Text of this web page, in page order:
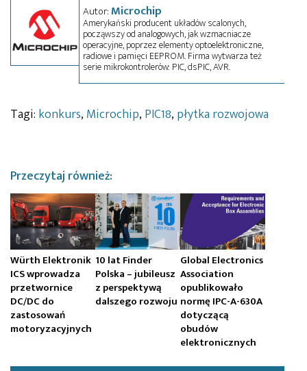
Autor:Microchip
Amerykański producent układów scalonych,
począwszy od analogowych, jak wzmacniacze
operacyjne, poprzez elementy optoelektroniczne,
radiowe i pamięci EEPROM. Firma wytwarza też
serie mikrokontrolerów: PIC, dsPIC, AVR.
Tagi: konkurs, Microchip, PIC18, płytka rozwojowa
Przeczytaj również:
Würth Elektronik
ICS wprowadza
przetwornice
DC/DC do
zastosowań
motoryzacyjnych
10 lat Finder
Polska – jubileusz
z perspektywą
dalszego rozwoju
Global Electronics
Association
opublikowało
normę IPC-A-630A
dotyczącą
obudów
elektronicznych